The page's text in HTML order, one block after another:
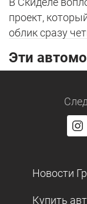
проект,
облик сразу
Эти
Новости
Купить